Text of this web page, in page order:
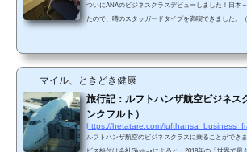
ついにANAのビジネスクラスデビューしました！日本
たので、噂のスタッガードタイプを満喫できました。
す（涙）。これから初めてビジネスクラスに搭乗され
とうございます。本日担当いたします××です」みたい
マイル、ときどき健康
旅行記：ルフトハンザ航空ビジネス
ンクフルト）
https://hetatare.com/
ルフトハンザ航空のビジネスクラスに乗ることができ